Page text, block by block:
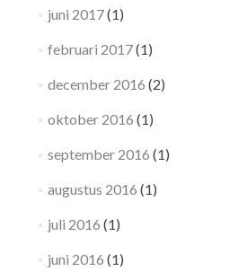
juni 2017(1)
februari 2017(1)
december 2016 (2)
oktober 2016 (1)
september 2016 (1)
augustus 2016 (1)
juli 2016 (1)
juni 2016 (1)